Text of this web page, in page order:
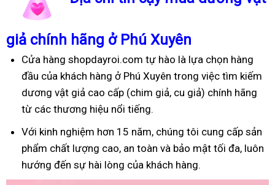
giả chính hãng ở Phú Xuyên
Cửa hàng shopdayroi.com tự hào là lựa chọn hàng
đầu của khách hàng ở Phú Xuyên trong việc tìm kiếm
dương vật giả cao cấp (chim giả, cu giả) chính hãng
từ các thương hiệu nổi tiếng.
Với kinh nghiệm hơn 15 năm, chúng tôi cung cấp sản
phẩm chất lượng cao, an toàn và bảo mật tối đa, luôn
hướng đến sự hài lòng của khách hàng.